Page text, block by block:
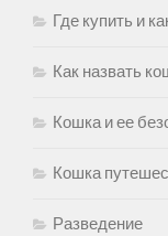
Где купить и
Как назвать
Кошка и ее
Кошка
Разведение